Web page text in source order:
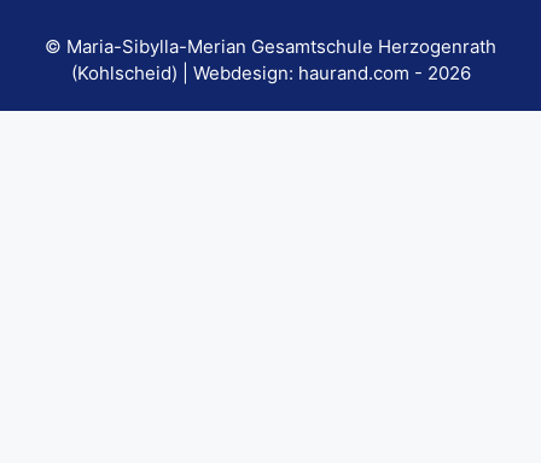
© Maria-Sibylla-Merian Gesamtschule Herzogenrath
(Kohlscheid) | Webdesign: haurand.com - 2026